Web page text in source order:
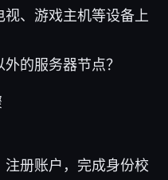
、游戏主机等设备上
的服务器节点？
册账户，完成身份校